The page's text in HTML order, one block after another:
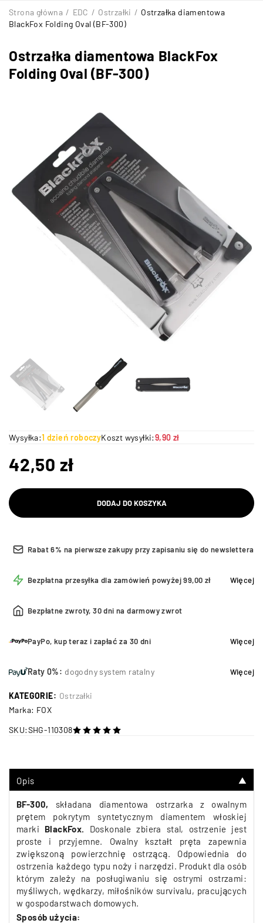
Ostrzałka diamentowa BlackFox
Folding Oval (BF-300)
Strona główna / EDC / Ostrzałki / Ostrzałka diamentowa
BlackFox Folding Oval (BF-300)
Wysyłka:1 dzień roboczyKoszt wysyłki:9,90 zł
42,50 zł
DODAJ DO KOSZYKA
Rabat 6% na pierwsze zakupy przy zapisaniu się do newslettera
Bezpłatna przesyłka dla zamówień powyżej 99,00 zł Więcej
Bezpłatne zwroty, 30 dni na darmowy zwrot
PayPo, kup teraz i zapłać za 30 dni Więcej
Raty 0%: dogodny system ratalny Więcej
KATEGORIE: Ostrzałki
Marka: FOX
SKU:SHG-110308
Opis ▼
BF-300, składana diamentowa ostrzarka z owalnym
prętem pokrytym syntetycznym diamentem włoskiej
marki BlackFox. Doskonale zbiera stal, ostrzenie jest
proste i przyjemne. Owalny kształt pręta zapewnia
zwiększoną powierzchnię ostrzącą. Odpowiednia do
ostrzenia każdego typu noży i narzędzi. Produkt dla osób
którym zależy na posługiwaniu się ostrymi ostrzami:
myśliwych, wędkarzy, miłośników survivalu, pracujących
w gospodarstwach domowych.
Sposób użycia: